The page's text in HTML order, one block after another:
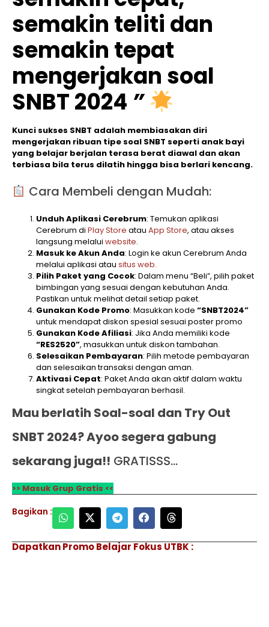
semakin teliti dan
semakin tepat
mengerjakan soal
SNBT 2024 ”
Kunci sukses SNBT adalah membiasakan diri
mengerjakan ribuan tipe soal SNBT seperti anak bayi
yang belajar berjalan terasa berat diawal dan akan
terbiasa bila terus dilatih hingga bisa berlari kencang.
Cara Membeli dengan Mudah:
Unduh Aplikasi Cerebrum: Temukan aplikasi
Cerebrum di Play Store atau App Store, atau akses
langsung melalui website.
Masuk ke Akun Anda: Login ke akun Cerebrum Anda
melalui aplikasi atau situs web.
Pilih Paket yang Cocok: Dalam menu “Beli”, pilih paket
bimbingan yang sesuai dengan kebutuhan Anda.
Pastikan untuk melihat detail setiap paket.
Gunakan Kode Promo: Masukkan kode “SNBT2024”
untuk mendapat diskon spesial sesuai poster promo
Gunakan Kode Afiliasi: Jika Anda memiliki kode
“RES2520”, masukkan untuk diskon tambahan.
Selesaikan Pembayaran: Pilih metode pembayaran
dan selesaikan transaksi dengan aman.
Aktivasi Cepat: Paket Anda akan aktif dalam waktu
singkat setelah pembayaran berhasil.
Mau berlatih Soal-soal dan Try Out
SNBT 2024? Ayoo segera gabung
sekarang juga!! GRATISSS…
>> Masuk Grup Gratis <<
Bagikan :
Dapatkan Promo Belajar Fokus UTBK :